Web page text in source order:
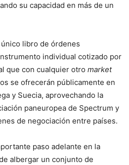
su capacidad en más de un
libro de órdenes
individual cotizado por
que con cualquier otro market
se ofrecerán públicamente en
y Suecia, aprovechando la
paneuropea de Spectrum y
de negociación entre países.
paso adelante en la
albergar un conjunto de